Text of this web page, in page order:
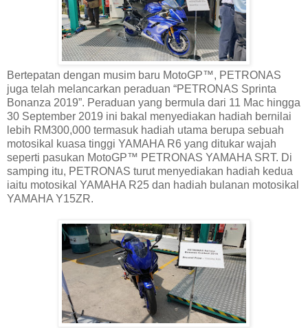
Bertepatan dengan musim baru MotoGP™, PETRONAS
juga telah melancarkan peraduan “PETRONAS Sprinta
Bonanza 2019”. Peraduan yang bermula dari 11 Mac hingga
30 September 2019 ini bakal menyediakan hadiah bernilai
lebih RM300,000 termasuk hadiah utama berupa sebuah
motosikal kuasa tinggi YAMAHA R6 yang ditukar wajah
seperti pasukan MotoGP™ PETRONAS YAMAHA SRT. Di
samping itu, PETRONAS turut menyediakan hadiah kedua
iaitu motosikal YAMAHA R25 dan hadiah bulanan motosikal
YAMAHA Y15ZR.